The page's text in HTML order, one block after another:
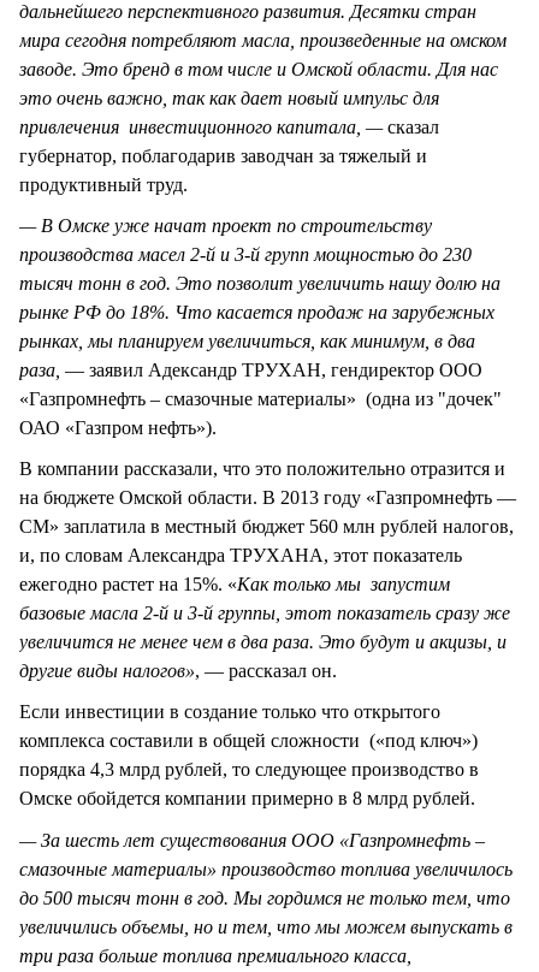
дальнейшего перспективного развития. Десятки стран
мира сегодня потребляют масла, произведенные на омском
заводе. Это бренд в том числе и Омской области. Для нас
это очень важно, так как дает новый импульс для
привлечения инвестиционного капитала, —сказал
губернатор, поблагодарив заводчан за тяжелый и
продуктивный труд.
— В Омске уже начат проект по строительству
производства масел 2-й и 3-й групп мощностью до 230
тысяч тонн в год. Это позволит увеличить нашу долю на
рынке РФ до 18%. Что касается продаж на зарубежных
рынках, мы планируем увеличиться, как минимум, в два
раза, — заявил Адександр ТРУХАН, гендиректор ООО
«Газпромнефть – смазочные материалы» (одна из "дочек"
ОАО «Газпром нефть»).
В компании рассказали, что это положительно отразится и
на бюджете Омской области. В 2013 году «Газпромнефть —
СМ» заплатила в местный бюджет 560 млн рублей налогов,
и, по словам Александра ТРУХАНА, этот показатель
ежегодно растет на 15%. «Как только мы запустим
базовые масла 2-й и 3-й группы, этот показатель сразу же
увеличится не менее чем в два раза. Это будут и акцизы, и
другие виды налогов», — рассказал он.
Если инвестиции в создание только что открытого
комплекса составили в общей сложности («под ключ»)
порядка 4,3 млрд рублей, то следующее производство в
Омске обойдется компании примерно в 8 млрд рублей.
— За шесть лет существования ООО «Газпромнефть –
смазочные материалы» производство топлива увеличилось
до 500 тысяч тонн в год. Мы гордимся не только тем, что
увеличились объемы, но и тем, что мы можем выпускать в
три раза больше топлива премиального класса,